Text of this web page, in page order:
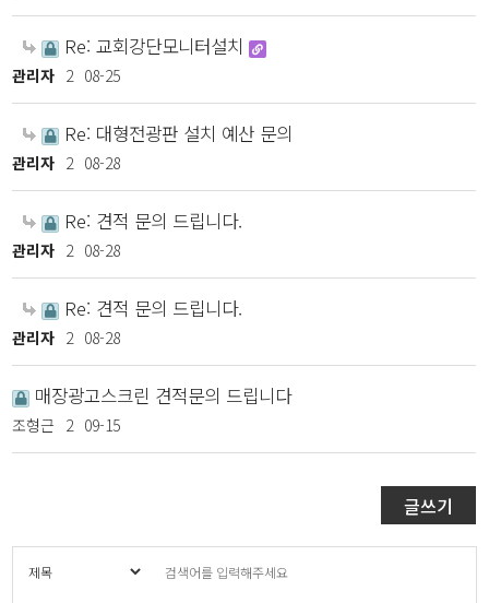
Re: 교회강단모니터설치
관리자 2 08-25
Re: 대형전광판 설치 예산 문의
관리자 2 08-28
Re: 견적 문의 드립니다.
관리자 2 08-28
Re: 견적 문의 드립니다.
관리자 2 08-28
매장광고스크린 견적문의 드립니다
조형근 2 09-15
글쓰기